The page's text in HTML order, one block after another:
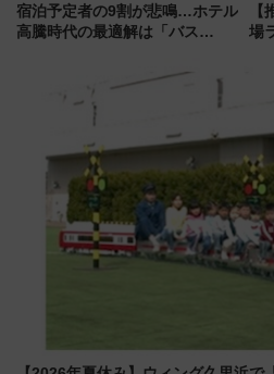
宿泊予定者の9割が悲鳴…ホテル
高騰時代の最適解は「バス
した、推し活遠征や観光時のリ
アルな懐事情
場